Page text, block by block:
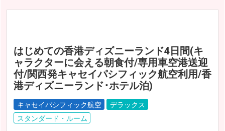
はじめての香港ディズニーランド4日間(キ
ャラクターに会える朝食付/専用車空港送迎
付/関西発キャセイパシフィック航空利用/香
港ディズニーランド･ホテル泊)
キャセイパシフィック航空
デラックス
スタンダード・ルーム